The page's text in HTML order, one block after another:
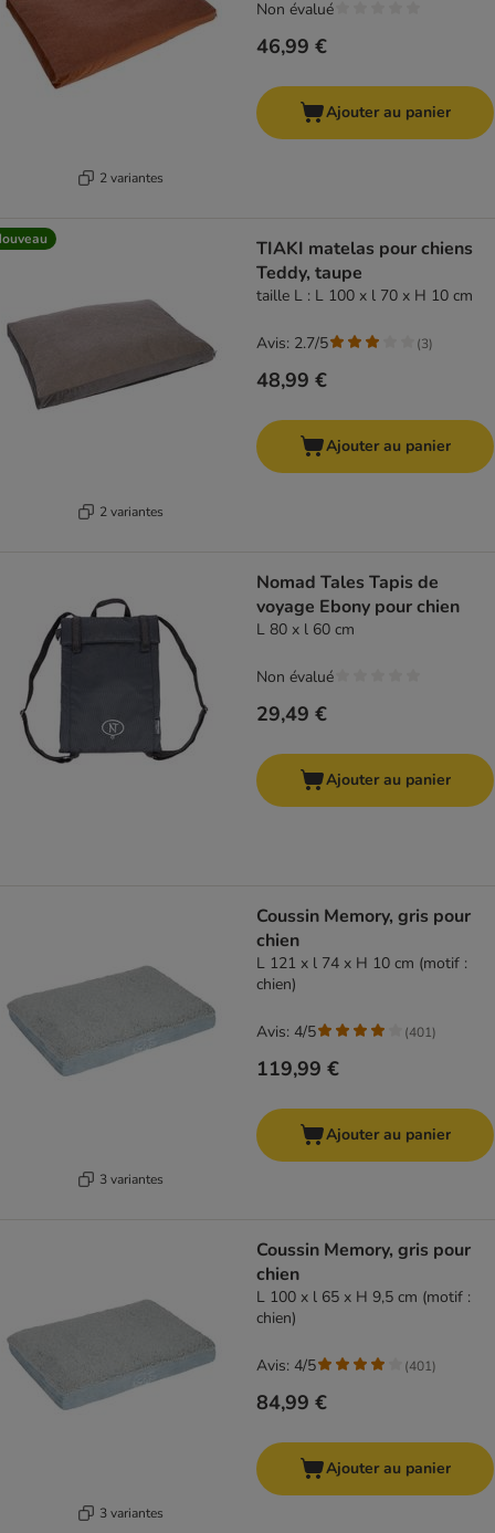
2 variantes
46,99 €
Non évalué
Ajouter au panier
2 variantes
TIAKI matelas pour chiens
Teddy, taupe
taille L : L 100 x l 70 x H 10 cm
48,99 €
Avis: 2.7/5 (3)
Ajouter au panier
Nomad Tales Tapis de
voyage Ebony pour chien
L 80 x l 60 cm
29,49 €
Non évalué
Ajouter au panier
3 variantes
Coussin Memory, gris pour
chien
L 121 x l 74 x H 10 cm (motif :
chien)
119,99 €
Avis: 4/5 (401)
Ajouter au panier
3 variantes
Coussin Memory, gris pour
chien
L 100 x l 65 x H 9,5 cm (motif :
chien)
84,99 €
Avis: 4/5 (401)
Ajouter au panier